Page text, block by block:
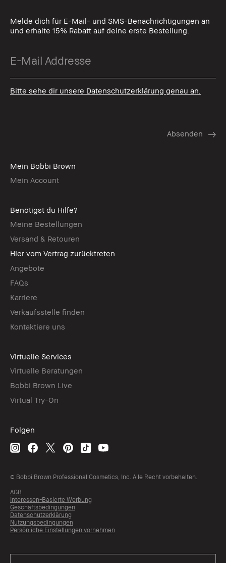
Melde dich für E-Mail- und SMS-Benachrichtigungen an
und erhalte 15% Rabatt auf deine erste Bestellung.
Bitte sehe dir unsere Datenschutzerklärung genau an.
Mein Bobbi Brown
Mein Account
Benötigst du Hilfe?
Meine Bestellungen
Versand & Retouren
Hier vom Vertrag zurücktreten
Angebote
FAQs
Karriere
Verkaufsstelle finden
Kontaktiere uns
Virtuelle Services
Virtuelle Beratungen
Bobbi Brown Live
Virtual Try-On
Folgen
© Bobbi Brown Professional Cosmetics, Inc. Alle Recht vorbehalten.
AGB
Interessen-Basierte Werbung
Geschäftsbedingungen
Datenschutzerklärung
Nutzungsbedingungen
Persönliche Einstellungen vornehmen